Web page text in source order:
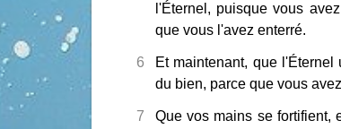
l'Éternel, puisque vous
que vous l'avez enterré.
6
Et maintenant, que
du bien, parce que vous
7
Que vos mains se fortifient,